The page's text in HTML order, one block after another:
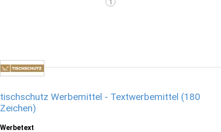
1
tischschutz Werbemittel - Textwerbemittel (180
Zeichen)
Werbetext